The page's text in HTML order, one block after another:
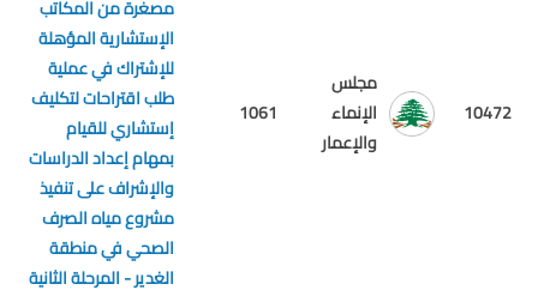
10472
مجلس
الإنماء
والإعمار
1061
مصغرة من المكاتب
الإستشارية المؤهلة
للإشتراك في عملية
طلب اقتراحات لتكليف
إستشاري للقيام
بمهام إعداد الدراسات
والإشراف على تنفيذ
مشروع مياه الصرف
الصحي في منطقة
الغدير - المرحلة الثانية